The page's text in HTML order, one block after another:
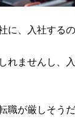
に、入社する
れませんし、
職が厳しそう